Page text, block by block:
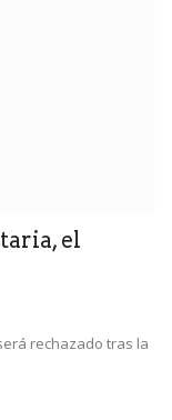
el
rechazado tras la